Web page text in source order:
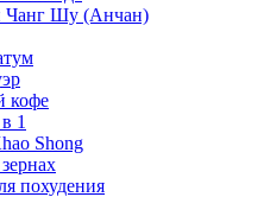
Чанг Шу (Анчан)
кофе
1
Shong
похудения